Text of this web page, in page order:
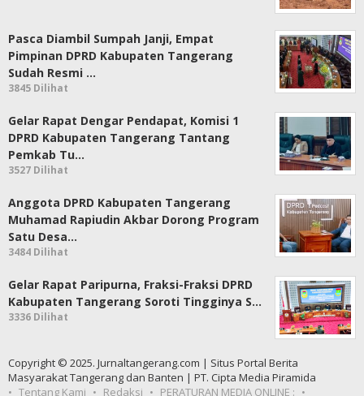
Pasca Diambil Sumpah Janji, Empat
Pimpinan DPRD Kabupaten Tangerang
Sudah Resmi …
3845 Dilihat
Gelar Rapat Dengar Pendapat, Komisi 1
DPRD Kabupaten Tangerang Tantang
Pemkab Tu…
3527 Dilihat
Anggota DPRD Kabupaten Tangerang
Muhamad Rapiudin Akbar Dorong Program
Satu Desa…
3484 Dilihat
Gelar Rapat Paripurna, Fraksi-Fraksi DPRD
Kabupaten Tangerang Soroti Tingginya S…
3336 Dilihat
Copyright © 2025. Jurnaltangerang.com | Situs Portal Berita
Masyarakat Tangerang dan Banten | PT. Cipta Media Piramida
Tentang Kami
Redaksi PERATURAN MEDIA ONLINE :